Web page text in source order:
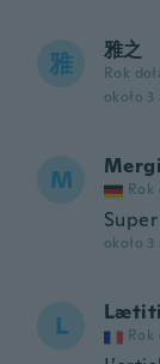
雅 雅之
Rok
około
M Rok
około
L Rok